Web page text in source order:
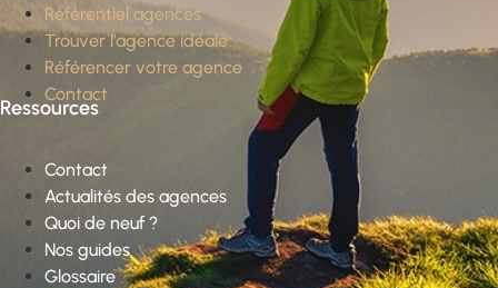
Référentiel agences
Trouver l’agence idéale
Référencer votre agence
Contact
Ressources
Contact
Actualités des agences
Quoi de neuf ?
Nos guides
Glossaire